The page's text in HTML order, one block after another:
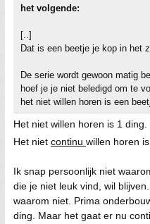
het volgende:
[..]
Dat is een beetje je kop in het
De serie wordt gewoon matig
hoef je je niet beledigd om te
het niet willen horen is een
Het niet willen horen is 1 ding.
Het niet continu willen horen
Ik snap persoonlijk niet
die je niet leuk vind, wil
waarom niet. Prima
ding. Maar het gaat er nu